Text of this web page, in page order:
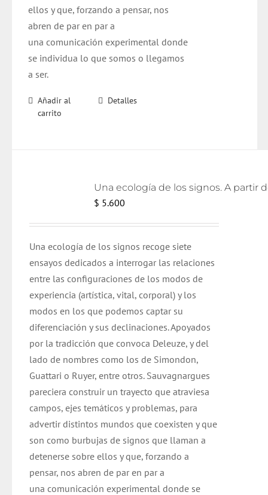
ellos y que, forzando a pensar, nos
abren de par en par a
una comunicación experimental donde
se individua lo que somos o llegamos
a ser.
Añadir al
carrito
Detalles
$ 5.600
Una ecología de los signos recoge siete
ensayos dedicados a interrogar las relaciones
entre las configuraciones de los modos de
experiencia (artística, vital, corporal) y los
modos en los que podemos captar su
diferenciación y sus declinaciones. Apoyados
por la tradicción que convoca Deleuze, y del
lado de nombres como los de Simondon,
Guattari o Ruyer, entre otros. Sauvagnargues
pareciera construir un trayecto que atraviesa
campos, ejes temáticos y problemas, para
advertir distintos mundos que coexisten y que
son como burbujas de signos que llaman a
detenerse sobre ellos y que, forzando a
pensar, nos abren de par en par a
una comunicación experimental donde se